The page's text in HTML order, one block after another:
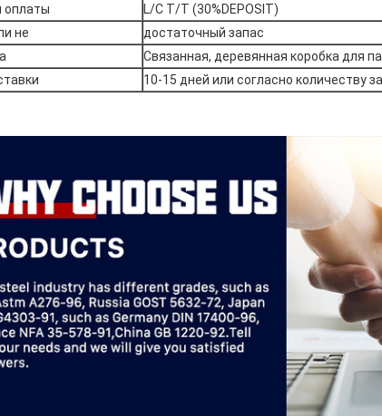
оплаты
L/C T/T (30%DEPOSIT)
не
достаточный запас
Связанная, деревянная коробка для
10-15 дней или согласно количеству